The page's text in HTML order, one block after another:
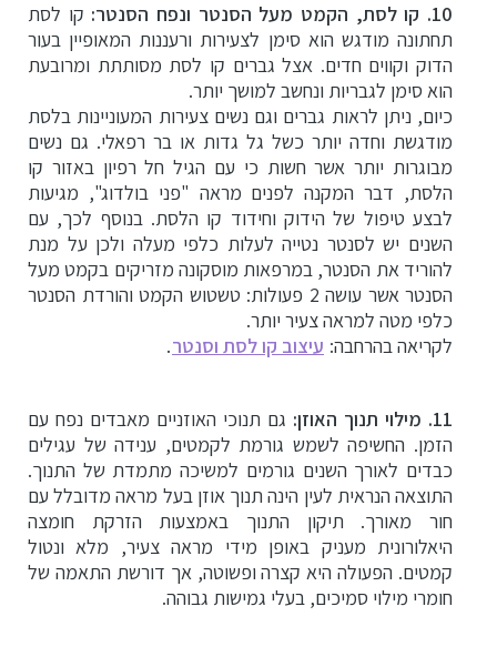
10. קו לסת, הקמט מעל הסנטר ונפח הסנטר:
קו לסת
תחתונה מודגש הוא סימן לצעירות ורעננות המאופיין בעור
הדוק וקווים חדים. אצל גברים קו לסת מסותתת ומרובעת
הוא סימן לגבריות ונחשב למושך יותר.
כיום, ניתן לראות גברים וגם נשים צעירות המעוניינות בלסת
מודגשת וחדה יותר כשל גל גדות או בר רפאלי. גם נשים
מבוגרות יותר אשר חשות כי עם הגיל חל רפיון באזור קו
הלסת, דבר המקנה לפנים מראה "פני בולדוג", מגיעות
לבצע טיפול של הידוק וחידוד קו הלסת. בנוסף לכך, עם
השנים יש לסנטר נטייה לעלות כלפי מעלה ולכן על מנת
להוריד את הסנטר, במרפאות מוסקונה מזריקים בקמט מעל
הסנטר אשר עושה 2 פעולות: טשטוש הקמט והורדת הסנטר
כלפי מטה למראה צעיר יותר.
לקריאה בהרחבה: עיצוב קו לסת וסנטר.
11. מילוי תנוך האוזן:
גם תנוכי האוזניים מאבדים נפח עם
הזמן. החשיפה לשמש גורמת לקמטים, ענידה של עגילים
כבדים לאורך השנים גורמים למשיכה מתמדת של התנוך.
התוצאה הנראית לעין הינה תנוך אוזן בעל מראה מדובלל עם
חור מאורך. תיקון התנוך באמצעות הזרקת חומצה
היאלורונית מעניק באופן מידי מראה צעיר, מלא ונטול
קמטים. הפעולה היא קצרה ופשוטה, אך דורשת התאמה של
חומרי מילוי סמיכים, בעלי גמישות גבוהה.